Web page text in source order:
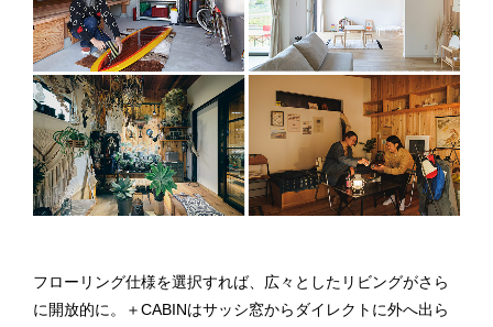
フローリング仕様を選択すれば、広々としたリビングがさら
に開放的に。＋CABINはサッシ窓からダイレクトに外へ出ら